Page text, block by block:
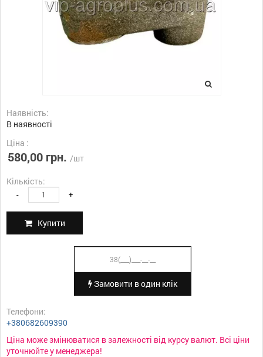
Наявність:
В наявності
Ціна :
580,00 грн. /шт
Кількість:
- +
Купити
Замовити в один клік
Телефони:
+380682609390
Ціна може змінюватися в залежності від курсу валют. Всі ціни
уточнюйте у менеджера!